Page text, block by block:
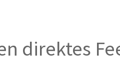
direktes